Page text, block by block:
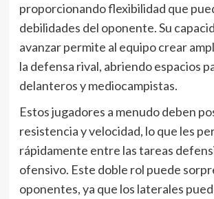
proporcionando flexibilidad que
debilidades del oponente. Su
avanzar permite al equipo crear
la defensa rival, abriendo espacios
delanteros y mediocampistas.
Estos jugadores a menudo deben
resistencia y velocidad, lo que les
rápidamente entre las tareas
ofensivo. Este doble rol puede
oponentes, ya que los laterales